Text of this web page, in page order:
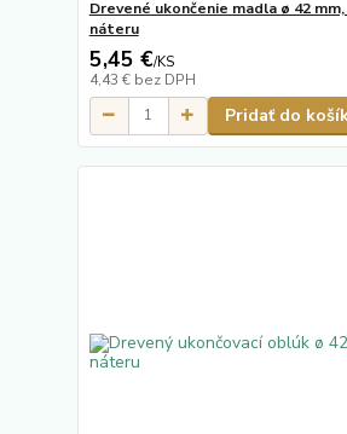
Drevené ukončenie madla ø 42
náteru
5,45 €/KS
4,43 € bez DPH
Pridať do